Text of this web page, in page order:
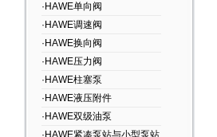
·HAWE单向阀
·HAWE调速阀
·HAWE换向阀
·HAWE压力阀
·HAWE柱塞泵
·HAWE液压附件
·HAWE双级油泵
·HAWE紧凑泵站与小型泵站